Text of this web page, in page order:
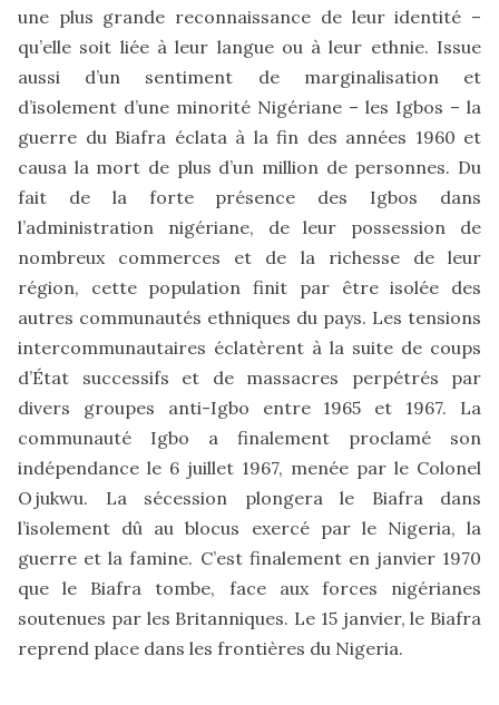
une plus grande reconnaissance de leur identité –
qu’elle soit liée à leur langue ou à leur ethnie. Issue
aussi d’un sentiment de marginalisation et
d’isolement d’une minorité Nigériane – les Igbos – la
guerre du Biafra éclata à la fin des années 1960 et
causa la mort de plus d’un million de personnes. Du
fait de la forte présence des Igbos dans
l’administration nigériane, de leur possession de
nombreux commerces et de la richesse de leur
région, cette population finit par être isolée des
autres communautés ethniques du pays. Les tensions
intercommunautaires éclatèrent à la suite de coups
d’État successifs et de massacres perpétrés par
divers groupes anti-Igbo entre 1965 et 1967. La
communauté Igbo a finalement proclamé son
indépendance le 6 juillet 1967, menée par le Colonel
Ojukwu. La sécession plongera le Biafra dans
l’isolement dû au blocus exercé par le Nigeria, la
guerre et la famine. C’est finalement en janvier 1970
que le Biafra tombe, face aux forces nigérianes
soutenues par les Britanniques. Le 15 janvier, le Biafra
reprend place dans les frontières du Nigeria.